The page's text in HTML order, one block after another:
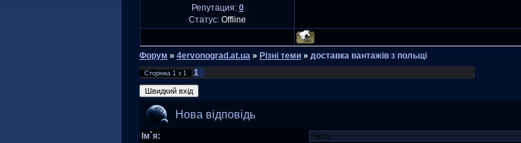
Репутация: 0
Статус: Offline
Форум » 4ervonograd.at.ua » Різні теми » доставка вантажів з польщі
Сторінка 1 з 1
1
Нова відповідь
Ім`я: